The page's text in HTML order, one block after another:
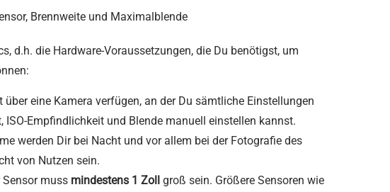
Brennweite und Maximalblende
d.h. die Hardware-Voraussetzungen, die Du benötigst, um
über eine Kamera verfügen, an der Du sämtliche Einstellungen
ISO-Empfindlichkeit und Blende manuell einstellen kannst.
werden Dir bei Nacht und vor allem bei der Fotografie des
von Nutzen sein.
Sensor muss mindestens 1 Zoll groß sein. Größere Sensoren wie